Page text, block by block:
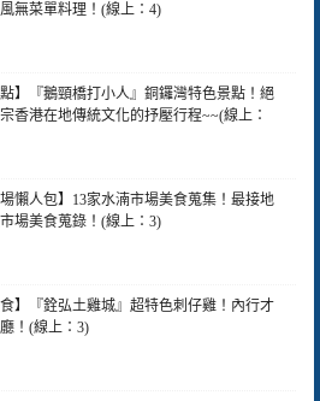
無菜單料理！(線上：4)
點】『鵝頸橋打小人』銅鑼灣特色景點！絕
香港在地傳統文化的抒壓行程~~(線上：
場懶人包】13家水湳市場美食蒐集！最接地
場美食蒐錄！(線上：3)
食】『銓弘土雞城』超特色刺仔雞！內行才
！(線上：3)